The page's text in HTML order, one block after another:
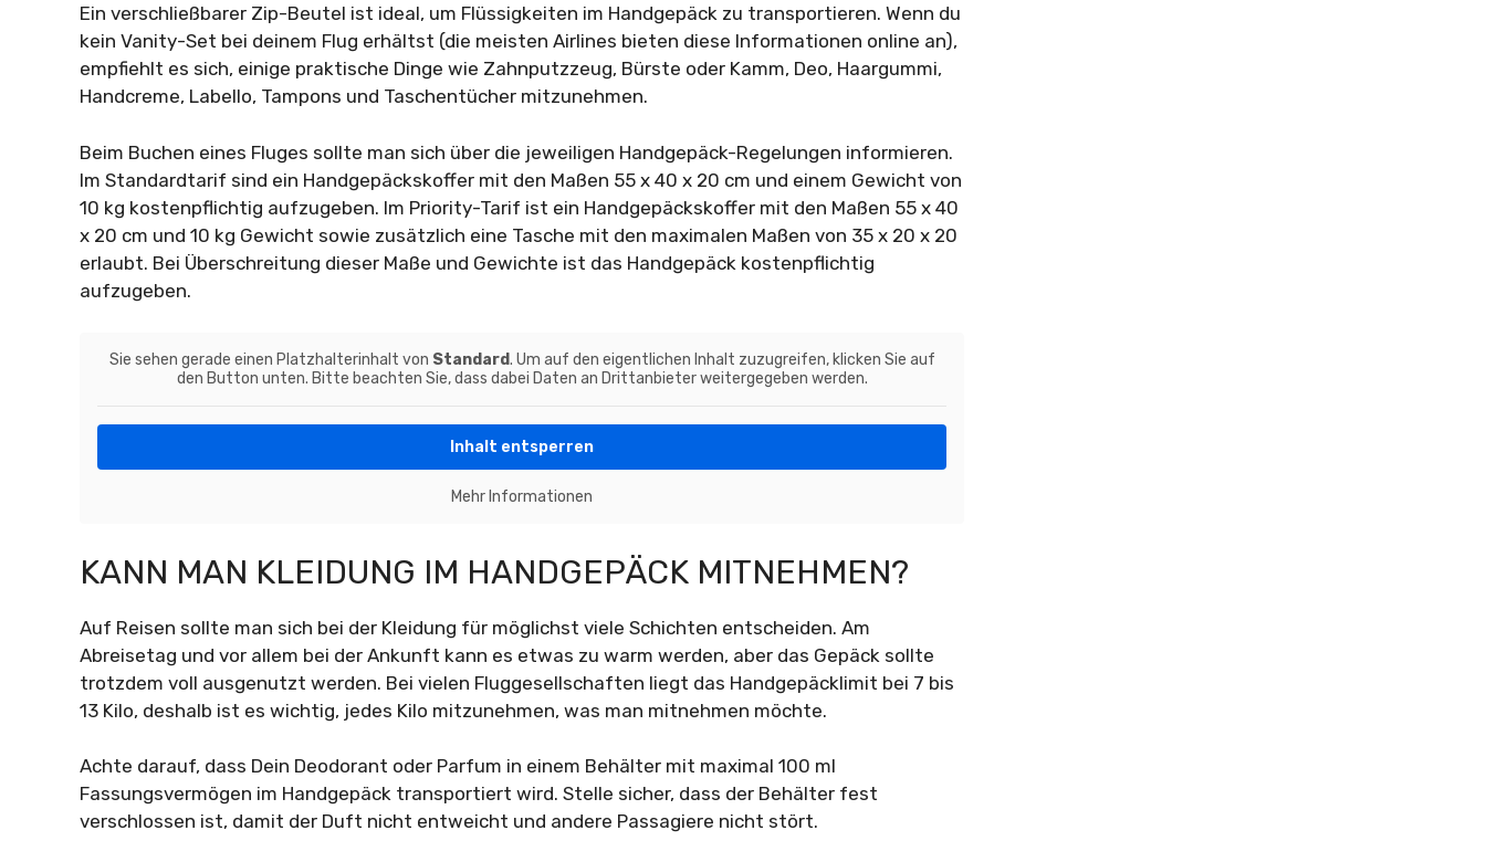
Ein verschließbarer Zip-Beutel ist ideal, um Flüssigkeiten im Handgepäck zu transportieren. Wenn du
kein Vanity-Set bei deinem Flug erhältst (die meisten Airlines bieten diese Informationen online an),
empfiehlt es sich, einige praktische Dinge wie Zahnputzzeug, Bürste oder Kamm, Deo, Haargummi,
Handcreme, Labello, Tampons und Taschentücher mitzunehmen.
Beim Buchen eines Fluges sollte man sich über die jeweiligen Handgepäck-Regelungen informieren.
Im Standardtarif sind ein Handgepäckskoffer mit den Maßen 55 x 40 x 20 cm und einem Gewicht von
10 kg kostenpflichtig aufzugeben. Im Priority-Tarif ist ein Handgepäckskoffer mit den Maßen 55 x 40
x 20 cm und 10 kg Gewicht sowie zusätzlich eine Tasche mit den maximalen Maßen von 35 x 20 x 20
erlaubt. Bei Überschreitung dieser Maße und Gewichte ist das Handgepäck kostenpflichtig
aufzugeben.
Sie sehen gerade einen Platzhalterinhalt von Standard. Um auf den eigentlichen Inhalt zuzugreifen, klicken Sie auf
den Button unten. Bitte beachten Sie, dass dabei Daten an Drittanbieter weitergegeben werden.
Inhalt entsperren
Mehr Informationen
KANN MAN KLEIDUNG IM HANDGEPÄCK MITNEHMEN?
Auf Reisen sollte man sich bei der Kleidung für möglichst viele Schichten entscheiden. Am
Abreisetag und vor allem bei der Ankunft kann es etwas zu warm werden, aber das Gepäck sollte
trotzdem voll ausgenutzt werden. Bei vielen Fluggesellschaften liegt das Handgepäcklimit bei 7 bis
13 Kilo, deshalb ist es wichtig, jedes Kilo mitzunehmen, was man mitnehmen möchte.
Achte darauf, dass Dein Deodorant oder Parfum in einem Behälter mit maximal 100 ml
Fassungsvermögen im Handgepäck transportiert wird. Stelle sicher, dass der Behälter fest
verschlossen ist, damit der Duft nicht entweicht und andere Passagiere nicht stört.